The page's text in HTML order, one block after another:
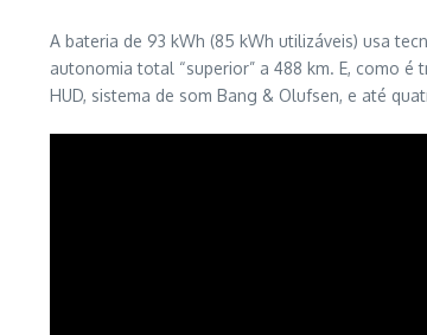
A bateria de 93 kWh (85 kWh utilizáveis) usa
autonomia total “superior” a 488 km. E, como
HUD, sistema de som Bang & Olufsen, e até